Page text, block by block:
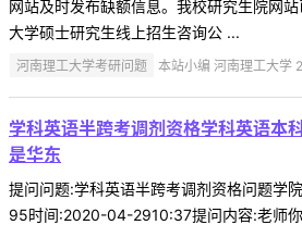
网站及时发布缺额信息。我校研究生院网
大学硕士研究生线上招生咨询公 ...
河南理工大学考研问题 本站小编 河南理工大学
学科英语半跨考调剂资格学科英语本
是华东
提问问题:学科英语半跨考调剂资格问题学
95时间:2020-04-2910:37提问内容:老师